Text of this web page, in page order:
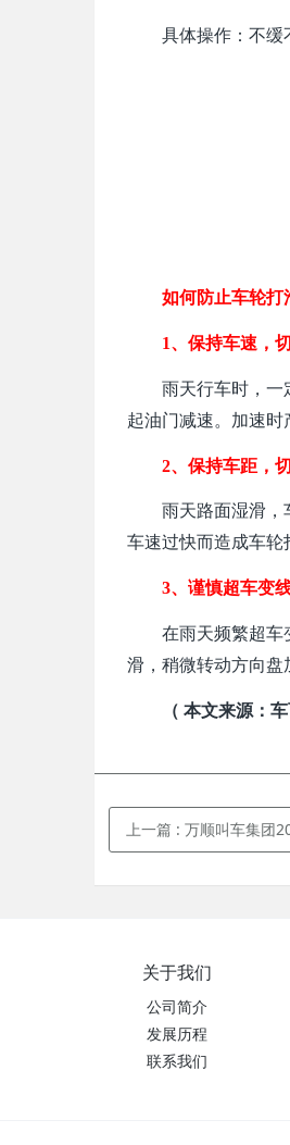
具体操作：不缓
如何防止车轮打
1、保持车速，
雨天行车时，一
起油门减速。加速时
2、保持车距，
雨天路面湿滑，
车速过快而造成车轮
3、谨慎超车变
在雨天频繁超车
滑，稍微转动方向盘
（ 本文来源：
上一篇 : 万顺叫车集团
关于我们
公司简介
发展历程
联系我们